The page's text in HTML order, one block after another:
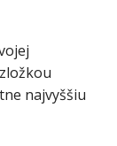
najvyššiu